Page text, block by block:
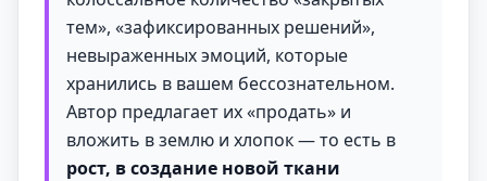
тем», «зафиксированных решений»,
невыраженных эмоций, которые
хранились в вашем бессознательном.
Автор предлагает их «продать» и
вложить в землю и хлопок — то есть в
рост, в создание новой ткани